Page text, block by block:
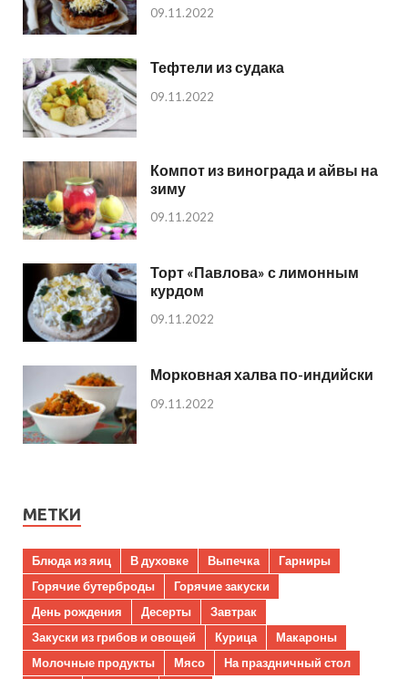
09.11.2022
Тефтели из судака
09.11.2022
Компот из винограда и айвы на
зиму
09.11.2022
Торт «Павлова» с лимонным
курдом
09.11.2022
Морковная халва по-индийски
09.11.2022
МЕТКИ
Блюда из яиц В духовке Выпечка
Гарниры
Горячие бутерброды
Горячие закуски
День рождения
Десерты
Завтрак
Закуски из грибов и овощей
Курица
Макароны
Молочные продукты
Мясо
На праздничный стол